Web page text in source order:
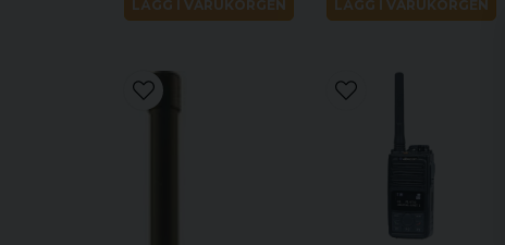
LÄGG I VARUKORGEN LÄGG I VARUKORGEN